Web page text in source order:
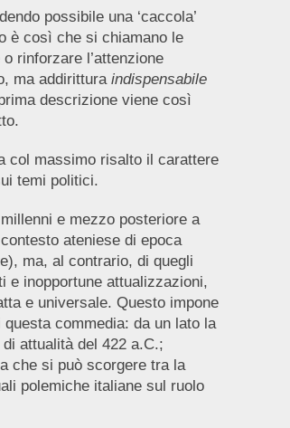
possibile una ‘caccola’
è così che si chiamano le
rinforzare l’attenzione
ma addirittura indispensabile
descrizione viene così
col massimo risalto il carattere
temi politici.
e mezzo posteriore a
ateniese di epoca
ma, al contrario, di quegli
e inopportune attualizzazioni,
e universale. Questo impone
commedia: da un lato la
attualità del 422 a.C.;
che si può scorgere tra la
polemiche italiane sul ruolo